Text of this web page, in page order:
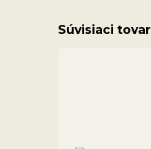
Súvisiaci tovar